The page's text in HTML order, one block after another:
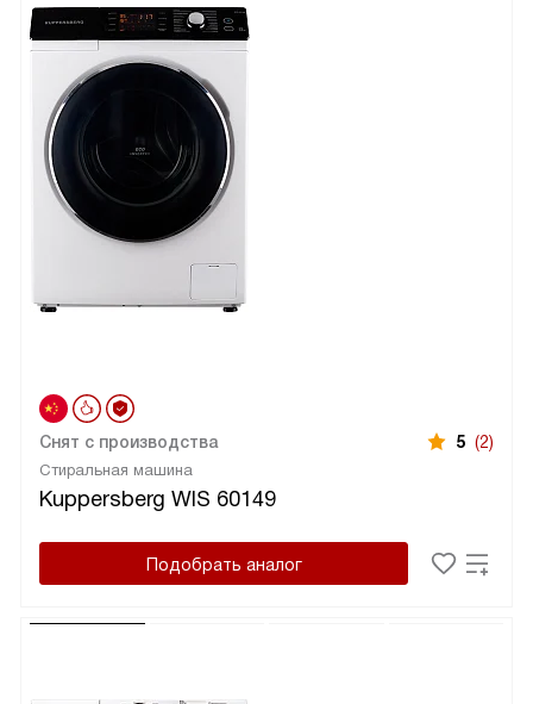
Стиральная машина
Kuppersberg WIS 60149
Снят с производства 5 (2)
Подобрать аналог